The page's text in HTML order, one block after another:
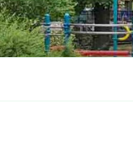
Zum
Inhalt
springen